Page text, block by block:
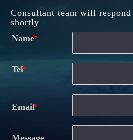
Consultant team will respond
shortly
Name
Tel
Email